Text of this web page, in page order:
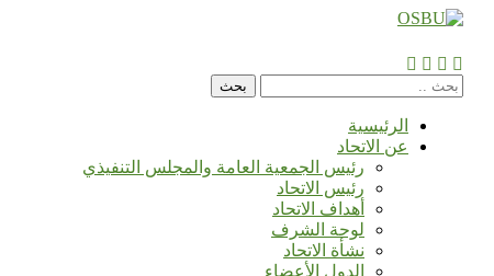
بحث
الرئيسية
عن الاتحاد
رئيس الجمعية العامة والمجلس التنفيذي
رئيس الاتحاد
أهداف الاتحاد
لوحة الشرف
نشأة الاتحاد
الدول الأعضاء